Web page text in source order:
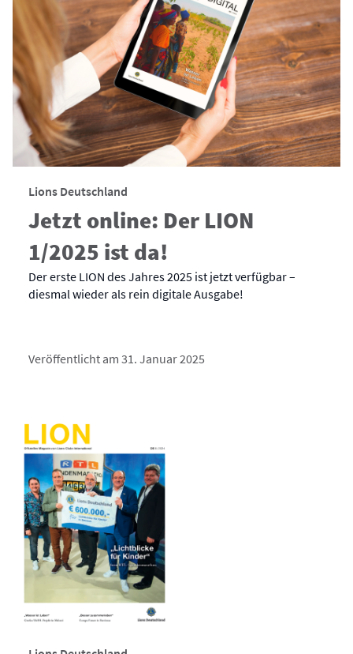
Lions Deutschland
Jetzt online: Der LION
1/2025 ist da!
Der erste LION des Jahres 2025 ist jetzt verfügbar –
diesmal wieder als rein digitale Ausgabe!
Veröffentlicht am 31. Januar 2025